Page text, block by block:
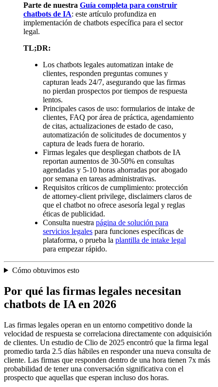
Parte de nuestra Guía completa para construir
chatbots de IA: este artículo profundiza en
implementación de chatbots específica para el sector
legal.
TL;DR:
Los chatbots legales automatizan intake de
clientes, responden preguntas comunes y
capturan leads 24/7, asegurando que las firmas
no pierdan prospectos por tiempos de respuesta
lentos.
Principales casos de uso: formularios de intake de
clientes, FAQ por área de práctica, agendamiento
de citas, actualizaciones de estado de caso,
automatización de solicitudes de documentos y
captura de leads fuera de horario.
Firmas legales que despliegan chatbots de IA
reportan aumentos de 30-50% en consultas
agendadas y 5-10 horas ahorradas por abogado
por semana en tareas administrativas.
Requisitos críticos de cumplimiento: protección
de attorney-client privilege, disclaimers claros de
que el chatbot no ofrece asesoría legal y reglas
éticas de publicidad.
Consulta nuestra página de solución para
servicios legales para funciones específicas de
plataforma, o prueba la plantilla de intake legal
para empezar rápido.
Cómo obtuvimos esto
Por qué las firmas legales necesitan
chatbots de IA en 2026
Las firmas legales operan en un entorno competitivo donde la
velocidad de respuesta se correlaciona directamente con adquisición
de clientes. Un estudio de Clio de 2025 encontró que la firma legal
promedio tarda 2.5 días hábiles en responder una nueva consulta de
cliente. Las firmas que responden dentro de una hora tienen 7x más
probabilidad de tener una conversación significativa con el
prospecto que aquellas que esperan incluso dos horas.